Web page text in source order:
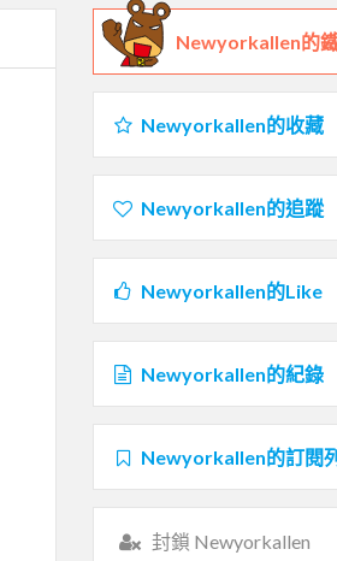
Newyorkallen的
Newyorkallen的收藏
Newyorkallen的追蹤
Newyorkallen的Like
Newyorkallen的紀錄
Newyorkallen的訂閱
封鎖 Newyorkallen